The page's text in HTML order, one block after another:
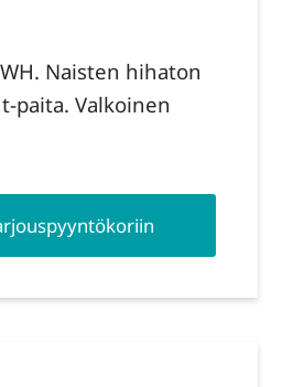
WH. Naisten hihaton
paita. Valkoinen